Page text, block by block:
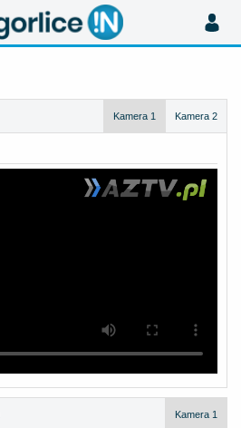
Kamera 1 Kamera 2
Kamera 1